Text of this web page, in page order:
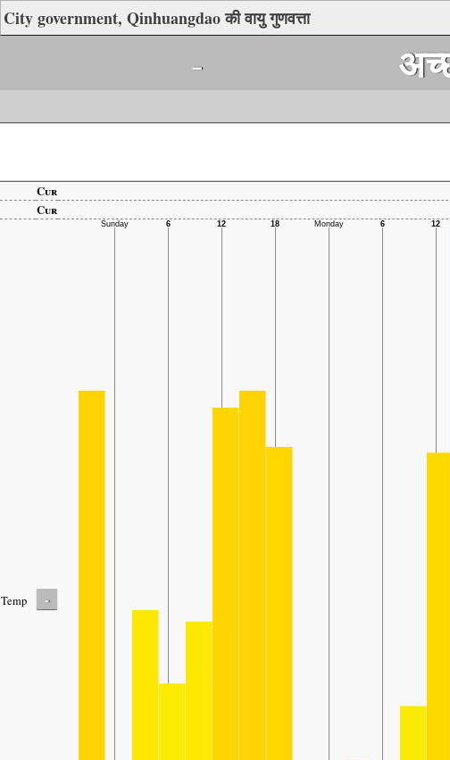
City government, Qinhuangdao की वायु गुणवत्ता
-
Cur
Cur
Temp -